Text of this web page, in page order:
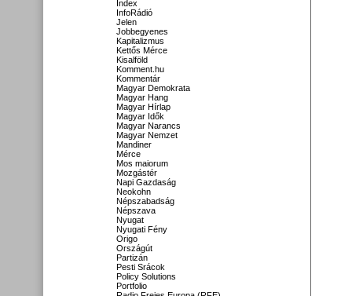
Index
InfoRádió
Jelen
Jobbegyenes
Kapitalizmus
Kettős Mérce
Kisalföld
Komment.hu
Kommentár
Magyar Demokrata
Magyar Hang
Magyar Hírlap
Magyar Idők
Magyar Narancs
Magyar Nemzet
Mandiner
Mérce
Mos maiorum
Mozgástér
Napi Gazdaság
Neokohn
Népszabadság
Népszava
Nyugat
Nyugati Fény
Origo
Országút
Partizán
Pesti Srácok
Policy Solutions
Portfolio